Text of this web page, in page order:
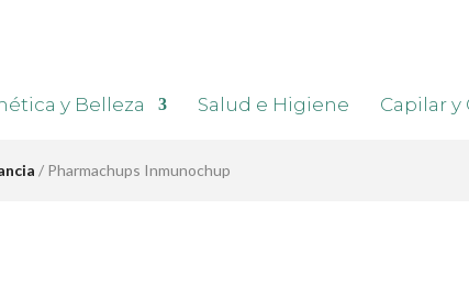
y Belleza Salud e Higiene Capilar y
/ Pharmachups Inmunochup